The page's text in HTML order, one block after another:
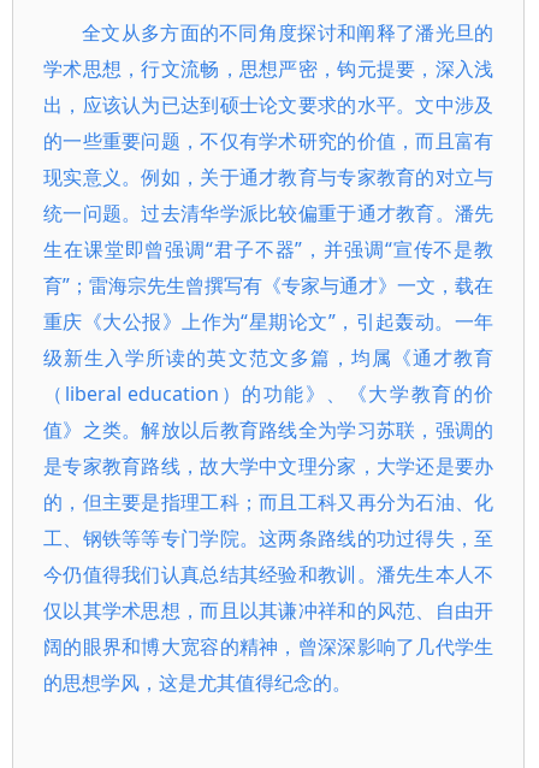
全文从多方面的不同角度探讨和阐释了潘光旦的
学术思想，行文流畅，思想严密，钩元提要，深入浅
出，应该认为已达到硕士论文要求的水平。文中涉及
的一些重要问题，不仅有学术研究的价值，而且富有
现实意义。例如，关于通才教育与专家教育的对立与
统一问题。过去清华学派比较偏重于通才教育。潘先
生在课堂即曾强调“君子不器”，并强调“宣传不是教
育”；雷海宗先生曾撰写有《专家与通才》一文，载在
重庆《大公报》上作为“星期论文”，引起轰动。一年
级新生入学所读的英文范文多篇，均属《通才教育
（liberal education）的功能》、《大学教育的价
值》之类。解放以后教育路线全为学习苏联，强调的
是专家教育路线，故大学中文理分家，大学还是要办
的，但主要是指理工科；而且工科又再分为石油、化
工、钢铁等等专门学院。这两条路线的功过得失，至
今仍值得我们认真总结其经验和教训。潘先生本人不
仅以其学术思想，而且以其谦冲祥和的风范、自由开
阔的眼界和博大宽容的精神，曾深深影响了几代学生
的思想学风，这是尤其值得纪念的。